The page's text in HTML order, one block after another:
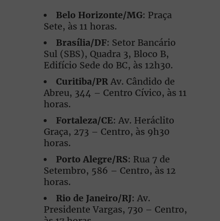
Belo Horizonte/MG: Praça
Sete, às 11 horas.
Brasília/DF: Setor Bancário
Sul (SBS), Quadra 3, Bloco B,
Edifício Sede do BC, às 12h30.
Curitiba/PR Av. Cândido de
Abreu, 344 – Centro Cívico, às 11
horas.
Fortaleza/CE: Av. Heráclito
Graça, 273 – Centro, às 9h30
horas.
Porto Alegre/RS: Rua 7 de
Setembro, 586 – Centro, às 12
horas.
Rio de Janeiro/RJ: Av.
Presidente Vargas, 730 – Centro,